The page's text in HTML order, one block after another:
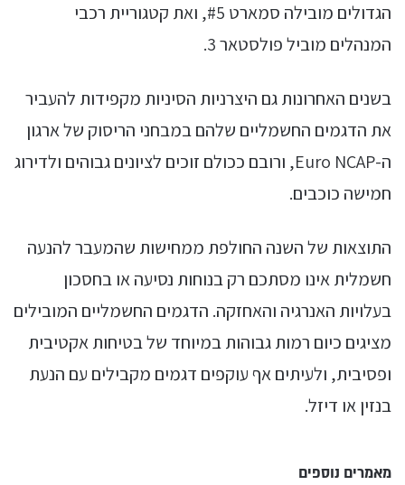
הגדולים מובילה סמארט #5, ואת קטגוריית רכבי
המנהלים מוביל פולסטאר 3.
בשנים האחרונות גם היצרניות הסיניות מקפידות להעביר
את הדגמים החשמליים שלהם במבחני הריסוק של ארגון
ה-Euro NCAP, ורובם ככולם זוכים לציונים גבוהים ולדירוג
חמישה כוכבים.
התוצאות של השנה החולפת ממחישות שהמעבר להנעה
חשמלית אינו מסתכם רק בנוחות נסיעה או בחסכון
בעלויות האנרגיה והאחזקה. הדגמים החשמליים המובילים
מציגים כיום רמות גבוהות במיוחד של בטיחות אקטיבית
ופסיבית, ולעיתים אף עוקפים דגמים מקבילים עם הנעת
בנזין או דיזל.
מאמרים נוספים